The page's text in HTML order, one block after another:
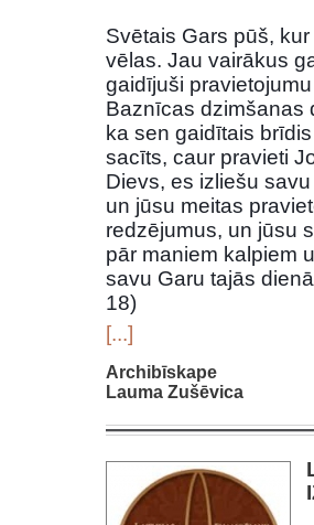
Svētais Gars pūš,
vēlas. Jau vairākus
gaidījuši
Baznīcas dzimšanas
ka sen gaidītais
sacīts, caur pravieti
Dievs, es izliešu
un jūsu meitas
redzējumus, un jūsu
pār maniem kalpiem
savu Garu tajās
18)
[...]
Archibīskape
Lauma Zušēvica